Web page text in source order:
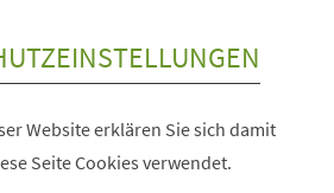
Website erklären Sie sich damit
Seite Cookies verwendet.